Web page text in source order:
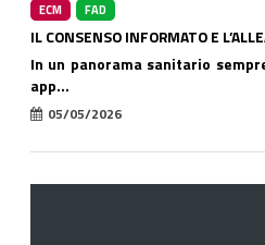
ECM FAD
IL CONSENSO INFORMATO E
In un panorama sanitario
app...
05/05/2026